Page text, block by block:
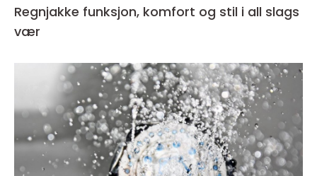
Regnjakke funksjon, komfort og stil i all slags
vær